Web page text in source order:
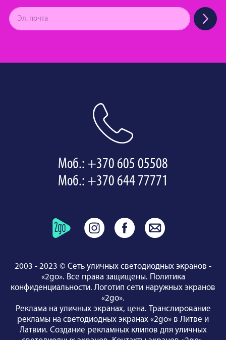
Моб.: +370 605 05508
Моб.: +370 644 77771
2003 - 2023 © Сеть уличных светодиодных экранов -
«2go». Все права защищены. Политика
конфиденциальности. Логотип сети наружных экранов
«2go».
Реклама на уличных экранах, цена. Транслирование
рекламы на светодиодных экранах «2go» в Литве и
Латвии. Создание рекламных клипов для уличных